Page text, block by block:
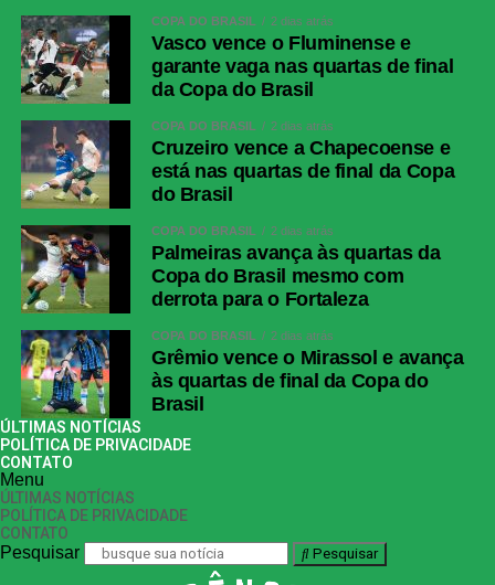
COPA DO BRASIL 2 dias atrás
Vasco vence o Fluminense e
garante vaga nas quartas de final
da Copa do Brasil
COPA DO BRASIL 2 dias atrás
Cruzeiro vence a Chapecoense e
está nas quartas de final da Copa
do Brasil
COPA DO BRASIL 2 dias atrás
Palmeiras avança às quartas da
Copa do Brasil mesmo com
derrota para o Fortaleza
COPA DO BRASIL 2 dias atrás
Grêmio vence o Mirassol e avança
às quartas de final da Copa do
Brasil
ÚLTIMAS NOTÍCIAS
POLÍTICA DE PRIVACIDADE
CONTATO
Menu
ÚLTIMAS NOTÍCIAS
POLÍTICA DE PRIVACIDADE
CONTATO
Pesquisar Pesquisar